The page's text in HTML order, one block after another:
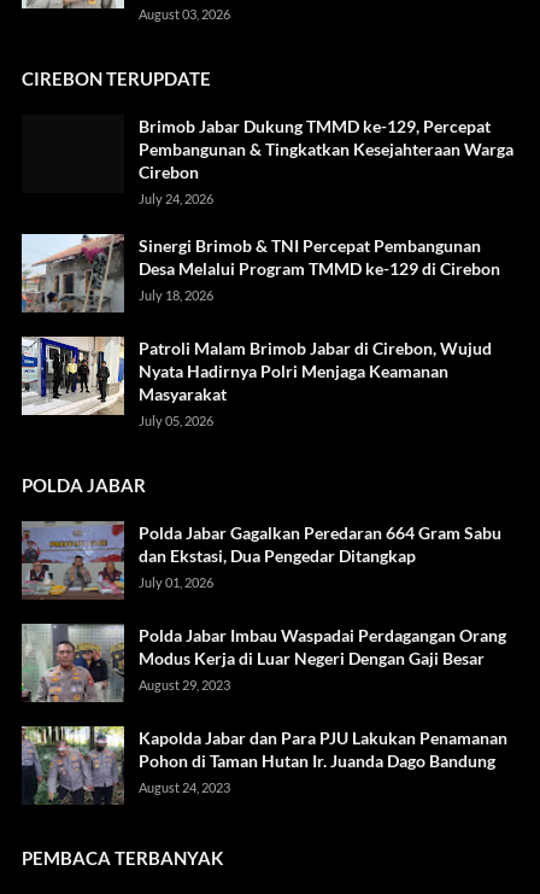
August 03, 2026
CIREBON TERUPDATE
Brimob Jabar Dukung TMMD ke-129, Percepat
Pembangunan & Tingkatkan Kesejahteraan Warga
Cirebon
July 24, 2026
Sinergi Brimob & TNI Percepat Pembangunan
Desa Melalui Program TMMD ke-129 di Cirebon
July 18, 2026
Patroli Malam Brimob Jabar di Cirebon, Wujud
Nyata Hadirnya Polri Menjaga Keamanan
Masyarakat
July 05, 2026
POLDA JABAR
Polda Jabar Gagalkan Peredaran 664 Gram Sabu
dan Ekstasi, Dua Pengedar Ditangkap
July 01, 2026
Polda Jabar Imbau Waspadai Perdagangan Orang
Modus Kerja di Luar Negeri Dengan Gaji Besar
August 29, 2023
Kapolda Jabar dan Para PJU Lakukan Penamanan
Pohon di Taman Hutan Ir. Juanda Dago Bandung
August 24, 2023
PEMBACA TERBANYAK